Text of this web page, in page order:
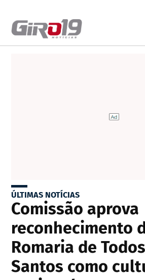
ÚLTIMAS NOTÍCIAS
Comissão aprova
reconhecimento
Romaria de
Santos como